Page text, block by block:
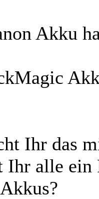
Akku
Ihr das
Ihr alle